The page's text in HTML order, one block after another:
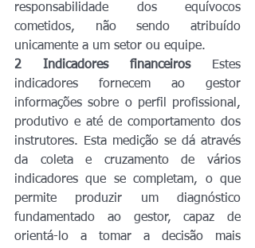
responsabilidade dos equívocos
cometidos, não sendo atribuído
unicamente a um setor ou equipe.
2
Indicadores financeiros Estes
indicadores fornecem ao gestor
informações sobre o perfil profissional,
produtivo e até de comportamento dos
instrutores. Esta medição se dá através
da coleta e cruzamento de vários
indicadores que se completam, o que
permite produzir um diagnóstico
fundamentado ao gestor, capaz de
orientá-lo a tomar a decisão mais